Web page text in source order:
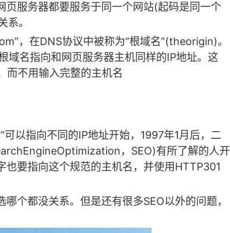
服务器都要服务于同一个网站(起码是同一个
系。
，在DNS协议中被称为“根域名”(theorigin)。
域名指向和网页服务器主机同样的IP地址。这
而不用输入完整的主机名
以指向不同的IP地址开始，1997年1月后，二
，SEO)有所了解的人开
要指向这个规范的主机名，并使用HTTP301
个都没关系。但是还有很多SEO以外的问题，